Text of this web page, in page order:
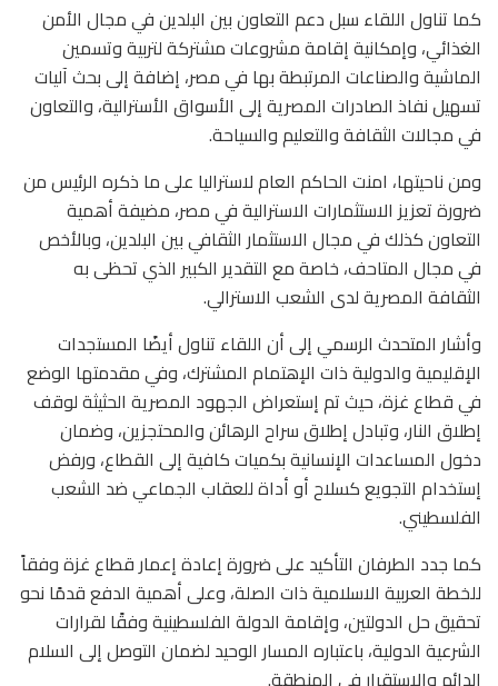
كما تناول اللقاء سبل دعم التعاون بين البلدين في مجال الأمن
الغذائي، وإمكانية إقامة مشروعات مشتركة لتربية وتسمين
الماشية والصناعات المرتبطة بها في مصر، إضافة إلى بحث آليات
تسهيل نفاذ الصادرات المصرية إلى الأسواق الأسترالية، والتعاون
في مجالات الثقافة والتعليم والسياحة.
ومن ناحيتها، امنت الحاكم العام لاستراليا على ما ذكره الرئيس من
ضرورة تعزيز الاستثمارات الاسترالية في مصر، مضيفة أهمية
التعاون كذلك في مجال الاستثمار الثقافي بين البلدين، وبالأخص
في مجال المتاحف، خاصة مع التقدير الكبير الذي تحظى به
الثقافة المصرية لدى الشعب الاسترالي.
وأشار المتحدث الرسمي إلى أن اللقاء تناول أيضًا المستجدات
الإقليمية والدولية ذات الإهتمام المشترك، وفي مقدمتها الوضع
في قطاع غزة، حيث تم إستعراض الجهود المصرية الحثيثة لوقف
إطلاق النار، وتبادل إطلاق سراح الرهائن والمحتجزين، وضمان
دخول المساعدات الإنسانية بكميات كافية إلى القطاع، ورفض
إستخدام التجويع كسلاح أو أداة للعقاب الجماعي ضد الشعب
الفلسطيني.
كما جدد الطرفان التأكيد على ضرورة إعادة إعمار قطاع غزة وفقاً
للخطة العربية الاسلامية ذات الصلة، وعلى أهمية الدفع قدمًا نحو
تحقيق حل الدولتين، وإقامة الدولة الفلسطينية وفقًا لقرارات
الشرعية الدولية، باعتباره المسار الوحيد لضمان التوصل إلى السلام
الدائم والاستقرار في المنطقة.